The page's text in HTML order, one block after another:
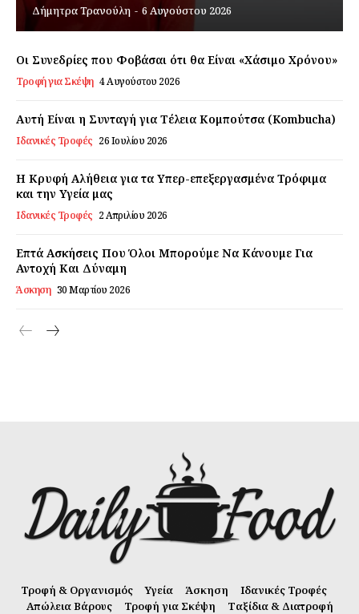
Εγγραφείτε τώρα!
Σχετικά με εμάς
Ο λογαριασμός μου
Επικοινωνία
Δήμητρα Τρανούλη - 6 Αυγούστου 2026
Οι Συνεδρίες που Φοβάσαι ότι θα Είναι «Χάσιμο Χρόνου»
Τροφή για Σκέψη 4 Αυγούστου 2026
Αυτή Είναι η Συνταγή για Τέλεια Κομπούτσα (Kombucha)
Ιδανικές Τροφές 26 Ιουλίου 2026
Η Κρυφή Αλήθεια για τα Υπερ-επεξεργασμένα Τρόφιμα
και την Υγεία μας
Ιδανικές Τροφές 2 Απριλίου 2026
Επτά Ασκήσεις Που Όλοι Μπορούμε Να Κάνουμε Για
Αντοχή Και Δύναμη
Άσκηση 30 Μαρτίου 2026
Τροφή & Οργανισμός Υγεία Άσκηση
Ιδανικές Τροφές
Απώλεια Βάρους
Τροφή για Σκέψη Ταξίδια & Διατροφή